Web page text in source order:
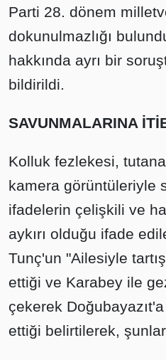
Parti 28. dönem
dokunulmazlığı
hakkında ayrı bir
bildirildi.
SAVUNMALARINA
Kolluk fezlekesi,
kamera görüntüleriyle
ifadelerin çelişkili ve
aykırı olduğu ifade
Tunç'un "Ailesiyle
ettiği ve Karabey ile
çekerek
ettiği belirtilerek,